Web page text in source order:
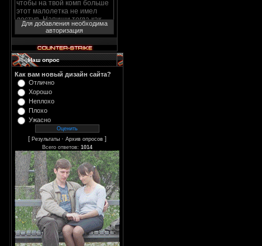
Для добавления необходима
авторизация
Наш опрос
Как вам новый дизайн сайта?
Отлично
Хорошо
Неплохо
Плохо
Ужасно
[ Результаты · Архив опросов ]
Всего ответов: 1014